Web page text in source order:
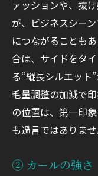
ァッションや、抜
が、ビジネスシー
につながることも
合は、サイドをタ
る“縦長シルエット
毛量調整の加減で
の位置は、第一印
も過言ではありませ
② カールの強さ